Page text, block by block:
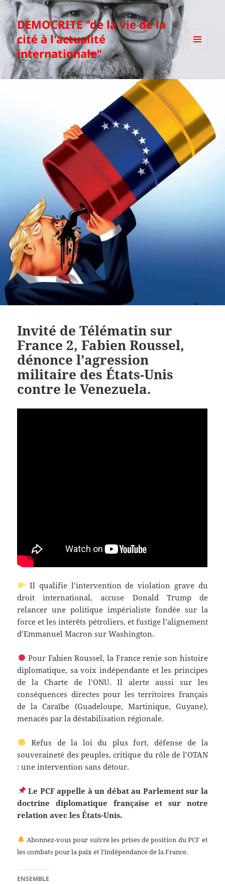
DEMOCRITE "de la vie de la
cité à l'actualité
internationale"
Invité de Télématin sur
France 2, Fabien Roussel,
dénonce l’agression
militaire des États-Unis
contre le Venezuela.
Il qualifie l’intervention de violation grave du
droit international, accuse Donald Trump de
relancer une politique impérialiste fondée sur la
force et les intérêts pétroliers, et fustige l’alignement
d’Emmanuel Macron sur Washington.
Pour Fabien Roussel, la France renie son histoire
diplomatique, sa voix indépendante et les principes
de la Charte de l’ONU. Il alerte aussi sur les
conséquences directes pour les territoires français
de la Caraïbe (Guadeloupe, Martinique, Guyane),
menacés par la déstabilisation régionale.
Refus de la loi du plus fort, défense de la
souveraineté des peuples, critique du rôle de l’OTAN
: une intervention sans détour.
Le PCF appelle à un débat au Parlement sur la
doctrine diplomatique française et sur notre
relation avec les États-Unis.
Abonnez-vous pour suivre les prises de position du PCF et
les combats pour la paix et l’indépendance de la France.
ENSEMBLE